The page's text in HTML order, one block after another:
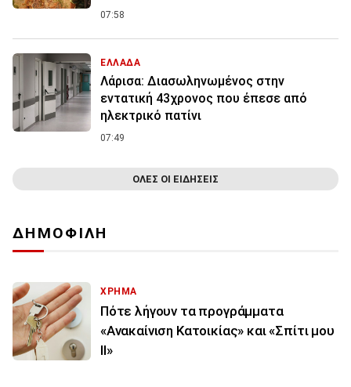
07:58
ΕΛΛΑΔΑ
Λάρισα: Διασωληνωμένος στην
εντατική 43χρονος που έπεσε από
ηλεκτρικό πατίνι
07:49
ΟΛΕΣ ΟΙ ΕΙΔΗΣΕΙΣ
ΔΗΜΟΦΙΛΗ
ΧΡΗΜΑ
Πότε λήγουν τα προγράμματα
«Ανακαίνιση Κατοικίας» και «Σπίτι μου
ΙΙ»